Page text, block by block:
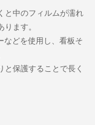
と中のフィルムが濡れ
ます。
などを使用し、看板そ
保護することで長く